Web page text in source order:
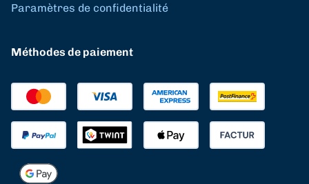
Paramètres de confidentialité
Méthodes de paiement